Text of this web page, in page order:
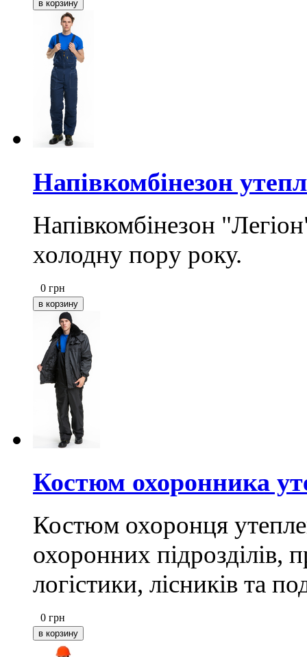
Напівкомбінезон
Напівкомбінезон
холодну пору року.
0 грн
Костюм охоронника
Костюм охоронця
охоронних підрозділів,
логістики, лісників та
0 грн